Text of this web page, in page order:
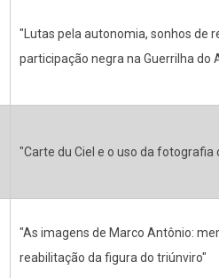
"Lutas pela autonomia, sonhos de
participação negra na Guerrilha do
"Carte du Ciel e o uso da fotografia
"As imagens de Marco Antônio:
reabilitação da figura do triúnviro"